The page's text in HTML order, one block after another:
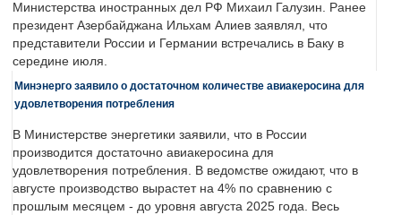
Министерства иностранных дел РФ Михаил Галузин. Ранее
президент Азербайджана Ильхам Алиев заявлял, что
представители России и Германии встречались в Баку в
середине июля.
Минэнерго заявило о достаточном количестве авиакеросина для
удовлетворения потребления
В Министерстве энергетики заявили, что в России
производится достаточно авиакеросина для
удовлетворения потребления. В ведомстве ожидают, что в
августе производство вырастет на 4% по сравнению с
прошлым месяцем - до уровня августа 2025 года. Весь